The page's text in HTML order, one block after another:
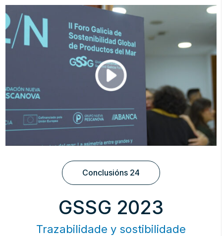
Conclusións 24
GSSG 2023
Trazabilidade y sostibilidade